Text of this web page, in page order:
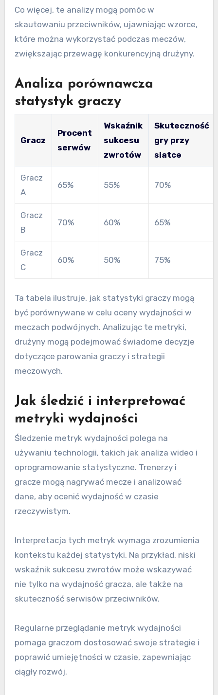
Co więcej, te analizy mogą pomóc w
skautowaniu przeciwników, ujawniając wzorce,
które można wykorzystać podczas meczów,
zwiększając przewagę konkurencyjną drużyny.
Analiza porównawcza
statystyk graczy
Gracz
Procent
serwów
Wskaźnik
sukcesu
zwrotów
Skuteczność
gry przy
siatce
Gracz
A
65% 55% 70%
Gracz
B
70% 60% 65%
Gracz
C
60% 50% 75%
Ta tabela ilustruje, jak statystyki graczy mogą
być porównywane w celu oceny wydajności w
meczach podwójnych. Analizując te metryki,
drużyny mogą podejmować świadome decyzje
dotyczące parowania graczy i strategii
meczowych.
Jak śledzić i interpretować
metryki wydajności
Śledzenie metryk wydajności polega na
używaniu technologii, takich jak analiza wideo i
oprogramowanie statystyczne. Trenerzy i
gracze mogą nagrywać mecze i analizować
dane, aby ocenić wydajność w czasie
rzeczywistym.
Interpretacja tych metryk wymaga zrozumienia
kontekstu każdej statystyki. Na przykład, niski
wskaźnik sukcesu zwrotów może wskazywać
nie tylko na wydajność gracza, ale także na
skuteczność serwisów przeciwników.
Regularne przeglądanie metryk wydajności
pomaga graczom dostosować swoje strategie i
poprawić umiejętności w czasie, zapewniając
ciągły rozwój.